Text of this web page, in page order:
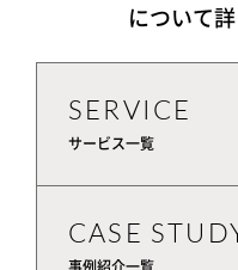
について
SERVICE
サービス一覧
CASE